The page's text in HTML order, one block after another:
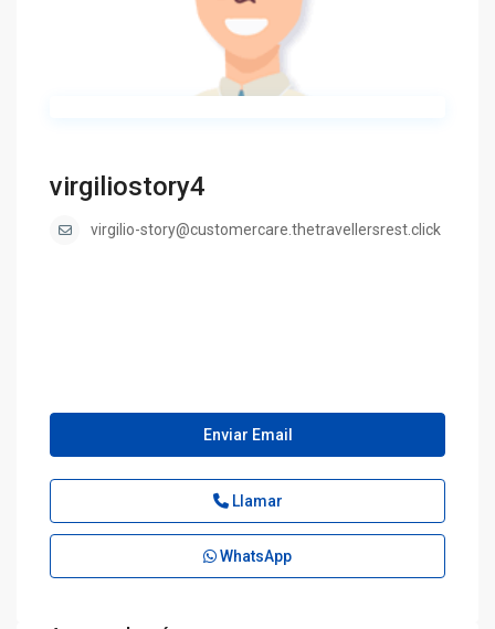
virgiliostory4
virgilio-story@customercare.thetravellersrest.click
Enviar Email
Llamar
WhatsApp